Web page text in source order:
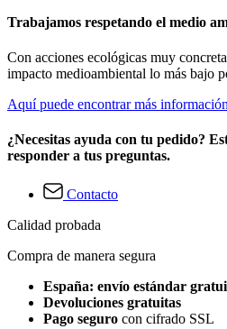
Trabajamos respetando el medio
Con acciones ecológicas muy
impacto medioambiental lo más bajo
Aquí puede encontrar más información
¿Necesitas ayuda con tu pedido?
responder a tus preguntas.
Contacto
Calidad probada
Compra de manera segura
España: envío estándar
Devoluciones gratuitas
Pago seguro con cifrado SSL